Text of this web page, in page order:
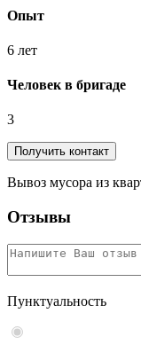
Опыт
6 лет
Человек в бригаде
3
Получить контакт
Вывоз мусора из
Отзывы
Пунктуальность